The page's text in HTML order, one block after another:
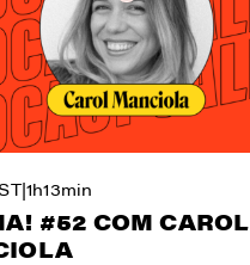
|1h13min
#52 COM CAROL